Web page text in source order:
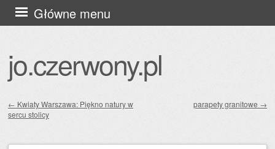
jo.czerwony.pl
Główne menu
Przejdź
do
Zobacz wpisy
← Kwiaty Warszawa: Piękno natury w
sercu stolicy
parapety granitowe →